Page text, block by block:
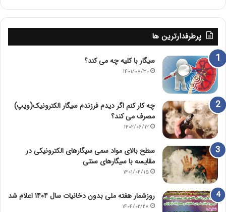
پرطرفدارترین ها
سیگار با کلیه چه می کند؟
۱۴۰۱/۰۸/۳۰
چه کار کنم اگر دیدم فرزندم سیگار الکترونیک(ویپ)
مصرف می کند؟
۱۴۰۲/۰۶/۱۲
سطح بالای مواد سمی سیگارهای الکترونیکی در
مقایسه با سیگارهای سنتی
۱۴۰۱/۰۴/۱۵
روزشمار هفته ملی بدون دخانیات سال ۱۴۰۴ اعلام شد
۱۴۰۴/۰۲/۲۸